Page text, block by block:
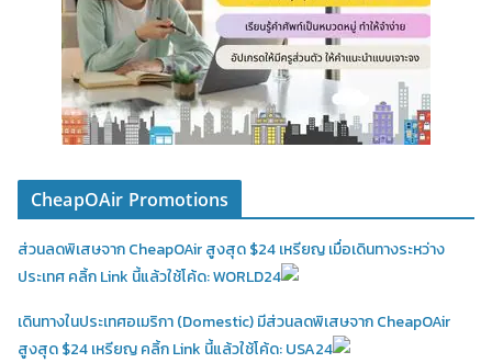
CheapOAir Promotions
ส่วนลดพิเสษจาก CheapOAir สูงสุด $24 เหรียญ เมื่อเดินทางระหว่าง
ประเทศ คลิ้ก Link นี้แล้วใช้โค้ด: WORLD24
เดินทางในประเทศอเมริกา (Domestic)มีส่วนลดพิเสษจาก CheapOAir
สูงสุด $24 เหรียญ คลิ้ก Link นี้แล้วใช้โค้ด: USA24